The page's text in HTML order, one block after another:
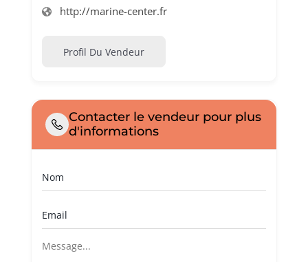
http://marine-center.fr
Profil Du Vendeur
Contacter le vendeur pour plus
d'informations